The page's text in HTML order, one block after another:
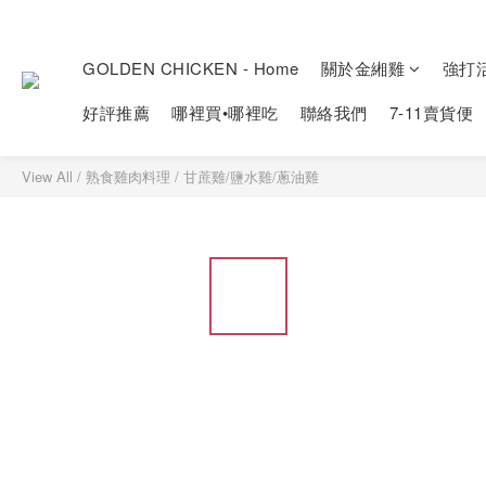
GOLDEN CHICKEN - Home 關於金緗雞 強打
好評推薦
哪裡買•哪裡吃 聯絡我們 7-11賣貨便
View All / 熟食雞肉料理 / 甘蔗雞/鹽水雞/蔥油雞